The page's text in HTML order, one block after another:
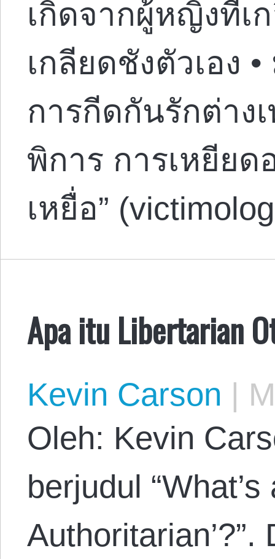
เกิดจากผู้หญิงที่เ
เกลียดชังตัวเอง
การกีดกันรักต่าง
พิการ การเหยียด
เหยื่อ”
Apa itu Libertarian
Kevin Carson |
Oleh: Kevin
berjudul